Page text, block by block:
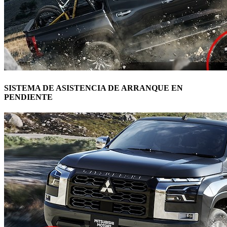
SISTEMA DE ASISTENCIA DE ARRANQUE EN
PENDIENTE